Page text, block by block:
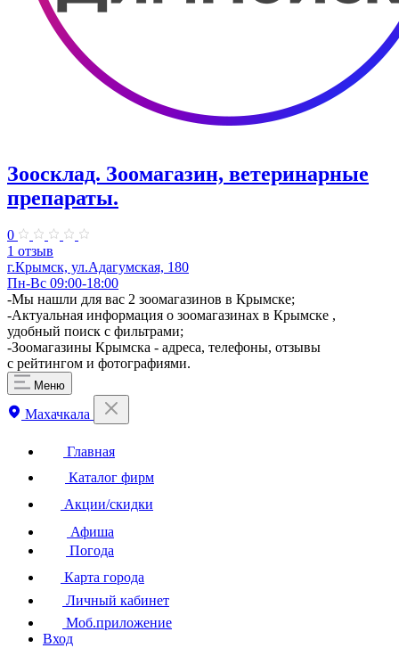
Зоосклад. Зоомагазин, ветеринарные
препараты.
0
1 отзыв
г.Крымск, ул.Адагумская, 180
Пн-Вс 09:00-18:00
-Мы нашли для вас 2 зоомагазинов в Крымске;
-Актуальная информация о зоомагазинах в Крымске ,
удобный поиск с фильтрами;
-Зоомагазины Крымска - адреса, телефоны, отзывы
с рейтингом и фотографиями.
Меню
Махачкала
Главная
Каталог фирм
Акции/скидки
Афиша
Погода
Карта города
Личный кабинет
Моб.приложение
Вход